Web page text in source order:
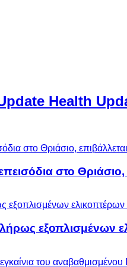
Health
στο
εξοπλισμένων